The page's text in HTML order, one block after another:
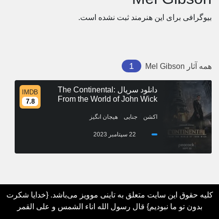
بیوگرافی برای این هنرمند ثبت نشده است.
همه آثار Mel Gibson
1
دانلود سریال The Continental:
From the World of John Wick
IMDB
7.8
اکشن جنایی هیجان انگیز
22 سپتامبر 2023
کلیه حقوق این سایت متعلق به تاینی موویز می‌باشد. {خدایا شکرت
بدون تو ما نبودیم} قال رسول الله اناء الشمس و علی القمر